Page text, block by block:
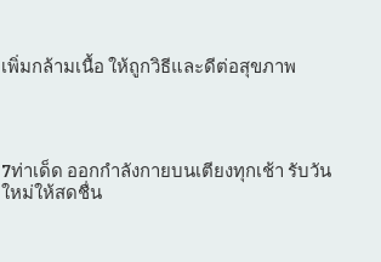
เพิ่มกล้ามเนื้อ ให้ถูกวิธีและดีต่อสุขภาพ
7ท่าเด็ด ออกกำลังกายบนเตียงทุกเช้า รับวัน
ใหม่ให้สดชื่น